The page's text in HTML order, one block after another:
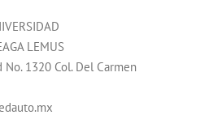
LEMUS
No. 1320 Col. Del Carmen